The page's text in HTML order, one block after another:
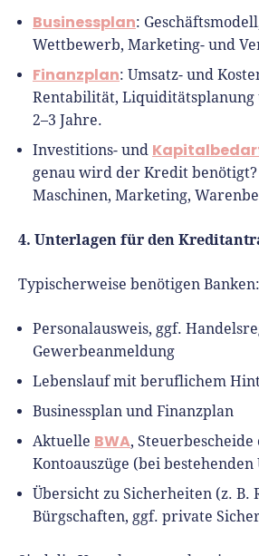
Businessplan:
Wettbewerb, Marketing- und
Finanzplan: Umsatz- und
Rentabilität, Liquiditätsplanung
2–3 Jahre.
Investitions- und
genau wird der Kredit benötigt?
Maschinen, Marketing,
4. Unterlagen für den
Typischerweise benötigen Banken:
Personalausweis, ggf.
Gewerbeanmeldung
Lebenslauf mit beruflichem
Businessplan und Finanzplan
Aktuelle BWA, Steuerbescheide
Kontoauszüge (bei
Übersicht zu Sicherheiten (z. B.
Bürgschaften, ggf. private